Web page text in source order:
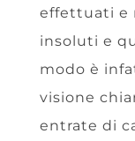
effettuati e
insoluti e
modo è
visione
entrate di